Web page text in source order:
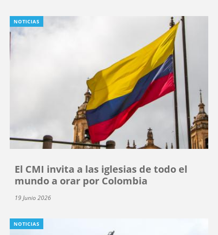
NOTICIAS
El CMI invita a las iglesias de todo el
mundo a orar por Colombia
19 Junio 2026
NOTICIAS